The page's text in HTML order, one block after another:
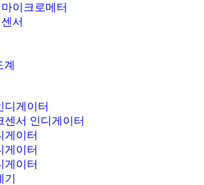
이크로메터
서
디게이터
센서 인디게이터
게이터
게이터
게이터